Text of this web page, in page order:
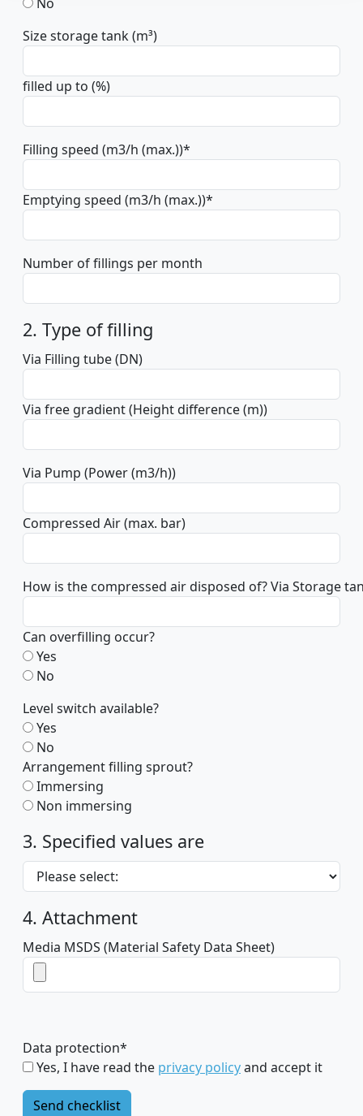
Size storage tank (m³)
filled up to (%)
Filling speed (m3/h (max.))*
Emptying speed (m3/h (max.))*
Number of fillings per month
2. Type of filling
Via Filling tube (DN)
Via free gradient (Height difference (m))
Via Pump (Power (m3/h))
Compressed Air (max. bar)
How is the compressed air disposed of? Via Storage
Can overfilling occur?
Yes
No
Level switch available?
Yes
No
Arrangement filling sprout?
Immersing
Non immersing
3. Specified values are
4. Attachment
Media MSDS (Material Safety Data Sheet)
Data protection*
Yes, I have read the privacy policyand accept it